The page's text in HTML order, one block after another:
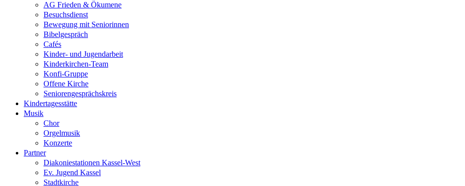
AG Frieden & Ökumene
Besuchsdienst
Bewegung mit Seniorinnen
Bibelgespräch
Cafés
Kinder- und Jugendarbeit
Kinderkirchen-Team
Konfi-Gruppe
Offene Kirche
Seniorengesprächskreis
Kindertagesstätte
Musik
Chor
Orgelmusik
Konzerte
Partner
Diakoniestationen Kassel-West
Ev. Jugend Kassel
Stadtkirche